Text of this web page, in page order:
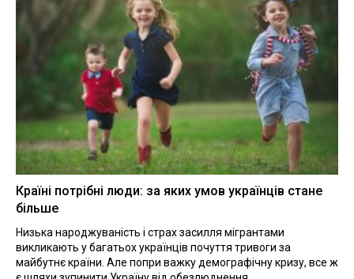
Країні потрібні люди: за яких умов українців стане
більше
Низька народжуваність і страх засилля мігрантами
викликають у багатьох українців почуття тривоги за
майбутнє країни. Але попри важку демографічну кризу, все ж